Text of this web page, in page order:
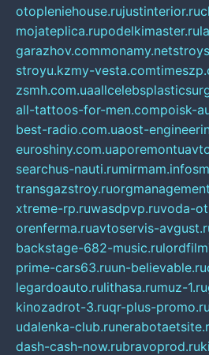
otopleniehouse.rujustinterior.ru
mojateplica.rupodelkimaster.ru
garazhov.commonamy.net
stroyu.kzmy-vesta.com
zsmh.com.ua
all-tattoos-for-men.compoisk-
best-radio.com.uaost-
euroshiny.com.ua
searchus-nauti.rumirmam.info
transgazstroy.ru
xtreme-rp.ruwasdpvp.ruvoda-
orenferma.ruavtoservis-
backstage-682-music.ru
prime-cars63.ruun-believable.ru
legardoauto.rulithasa.rumuz-1.ru
kinozadrot-3.ruqr-plus-promo.ru
udalenka-club.ru
dash-cash-now.rubravoprod.ru